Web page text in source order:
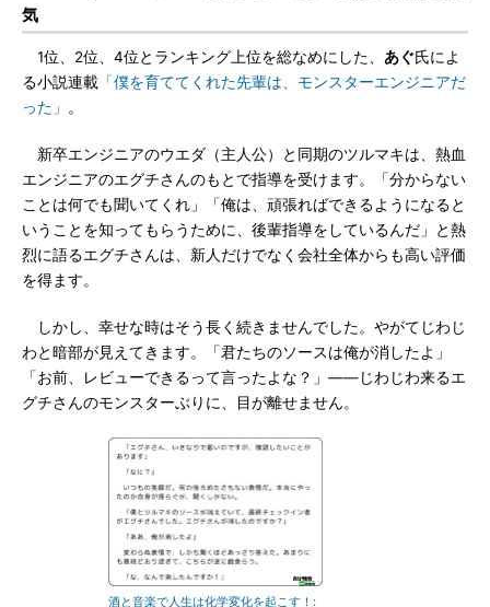
気
1位、2位、4位とランキング上位を総なめにした、 あぐ氏によ
る小説連載 「僕を育ててくれた先輩は、モンスターエンジニアだ
った」
。
新卒エンジニアのウエダ（主人公）と同期のツルマキは、熱血
エンジニアのエグチさんのもとで指導を受けます。「分からない
ことは何でも聞いてくれ」「俺は、頑張ればできるようになると
いうことを知ってもらうために、後輩指導をしているんだ」と熱
烈に語るエグチさんは、新人だけでなく会社全体からも高い評価
を得ます。
しかし、幸せな時はそう長く続きませんでした。やがてじわじ
わと暗部が見えてきます。「君たちのソースは俺が消したよ」
「お前、レビューできるって言ったよな？」――じわじわ来るエ
グチさんのモンスターぶりに、目が離せません。
酒と音楽で人生は化学変化を起こす！: